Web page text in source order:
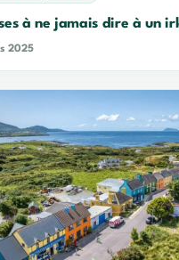
à ne jamais dire à un
2025